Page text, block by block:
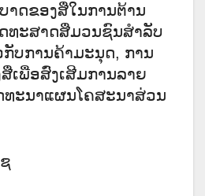
າດຂອງສື່ໃນການຕ້ານ
ທະສາດສື່ມວນຊົນສໍາລັບ
ກັບການຄ້າມະນຸດ, ການ
ເພື່ອສົ່ງເສີມການລາຍ
ທະນາແຜນໂຄສະນາສ່ວນ